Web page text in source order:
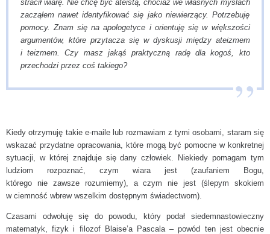
stracił wiarę. Nie chcę być ateistą, chociaż we własnych myślach
zacząłem nawet identyfikować się jako niewierzący. Potrzebuję
pomocy. Znam się na apologetyce i orientuję się w większości
argumentów, które przytacza się w dyskusji między ateizmem
i teizmem. Czy masz jakąś praktyczną radę dla kogoś, kto
przechodzi przez coś takiego?
Kiedy otrzymuję takie e-maile lub rozmawiam z tymi osobami, staram się
wskazać przydatne opracowania, które mogą być pomocne w konkretnej
sytuacji, w której znajduje się dany człowiek. Niekiedy pomagam tym
ludziom rozpoznać, czym wiara jest (zaufaniem Bogu,
którego nie zawsze rozumiemy), a czym nie jest (ślepym skokiem
w ciemność wbrew wszelkim dostępnym świadectwom).
Czasami odwołuję się do powodu, który podał siedemnastowieczny
matematyk, fizyk i filozof Blaise’a Pascala – powód ten jest obecnie